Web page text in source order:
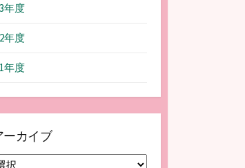
年度
年度
年度
ーカイブ